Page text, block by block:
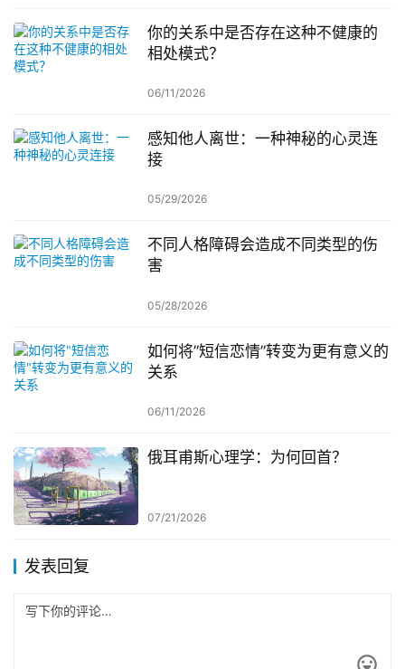
你的关系中是否存在这种不健康的
相处模式？
06/11/2026
感知他人离世：一种神秘的心灵连
接
05/29/2026
不同人格障碍会造成不同类型的伤
害
05/28/2026
如何将”短信恋情”转变为更有意义的
关系
06/11/2026
俄耳甫斯心理学：为何回首？
07/21/2026
发表回复